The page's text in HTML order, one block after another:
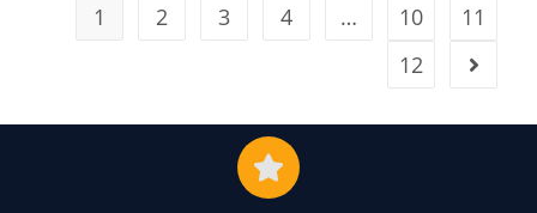
1 2 3 4 … 10
11
12